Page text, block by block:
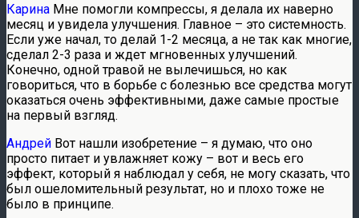
Карина Мне помогли компрессы, я делала их наверно
месяц и увидела улучшения. Главное – это системность.
Если уже начал, то делай 1-2 месяца, а не так как многие,
сделал 2-3 раза и ждет мгновенных улучшений.
Конечно, одной травой не вылечишься, но как
говориться, что в борьбе с болезнью все средства могут
оказаться очень эффективными, даже самые простые
на первый взгляд.
Андрей Вот нашли изобретение – я думаю, что оно
просто питает и увлажняет кожу – вот и весь его
эффект, который я наблюдал у себя, не могу сказать, что
был ошеломительный результат, но и плохо тоже не
было в принципе.